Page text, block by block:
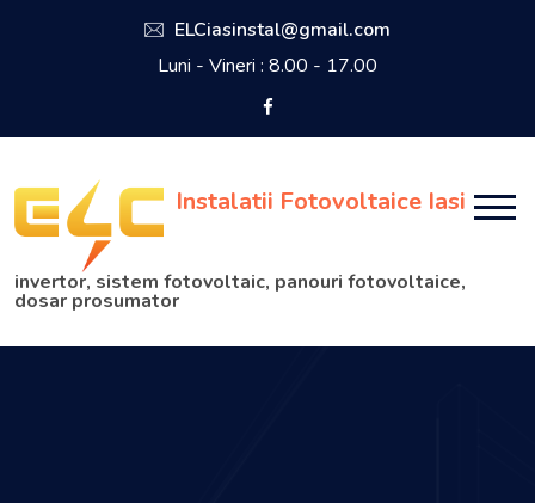
ELCiasinstal@gmail.com
Luni - Vineri : 8.00 - 17.00
Instalatii Fotovoltaice Iasi
invertor, sistem fotovoltaic, panouri fotovoltaice,
dosar prosumator